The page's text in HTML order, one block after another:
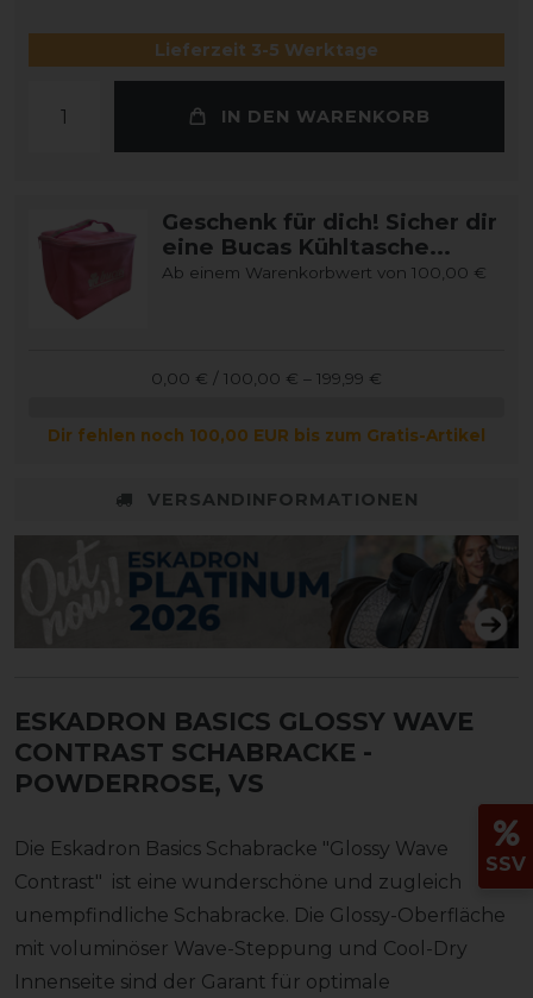
Lieferzeit 3-5 Werktage
IN DEN WARENKORB
Geschenk für dich! Sicher dir
eine Bucas Kühltasche...
Ab einem Warenkorbwert von 100,00 €
0,00 € / 100,00 € – 199,99 €
Dir fehlen noch 100,00 EUR bis zum Gratis-Artikel
VERSANDINFORMATIONEN
ESKADRON BASICS GLOSSY WAVE
CONTRAST SCHABRACKE -
POWDERROSE, VS
Die Eskadron Basics Schabracke "Glossy Wave
Contrast" ist eine wunderschöne und zugleich
unempfindliche Schabracke. Die Glossy-Oberfläche
mit voluminöser Wave-Steppung und Cool-Dry
Innenseite sind der Garant für optimale
SSV